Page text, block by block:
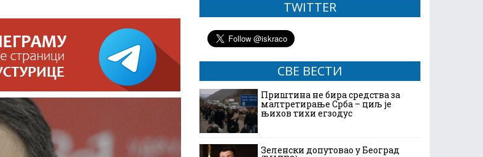
TWITTER
СВЕ ВЕСТИ
Приштина не бира средства за
малтретирање Срба – циљ је
њихов тихи егзодус
Зеленски допутовао у Београд